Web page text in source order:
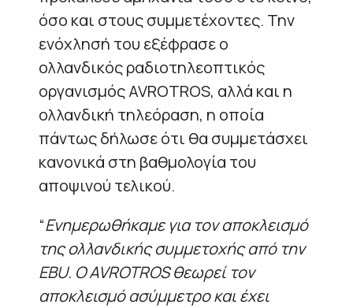
όσο και στους συμμετέχοντες. Την
ενόχλησή του εξέφρασε ο
ολλανδικός ραδιοτηλεοπτικός
οργανισμός AVROTROS, αλλά και η
ολλανδική τηλεόραση, η οποία
πάντως δήλωσε ότι θα συμμετάσχει
κανονικά στη βαθμολογία του
αποψινού τελικού.
“Ενημερωθήκαμε για τον αποκλεισμό
της ολλανδικής συμμετοχής από την
EBU. Ο AVROTROS θεωρεί τον
αποκλεισμό ασύμμετρο και έχει